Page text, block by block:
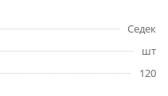
Седек
шт
120